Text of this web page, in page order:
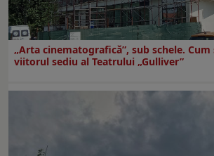
„Arta cinematografică”, sub schele. Cum
viitorul sediu al Teatrului „Gulliver”